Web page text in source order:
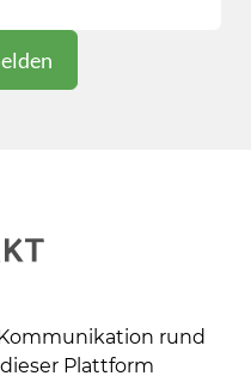
rund
Plattform